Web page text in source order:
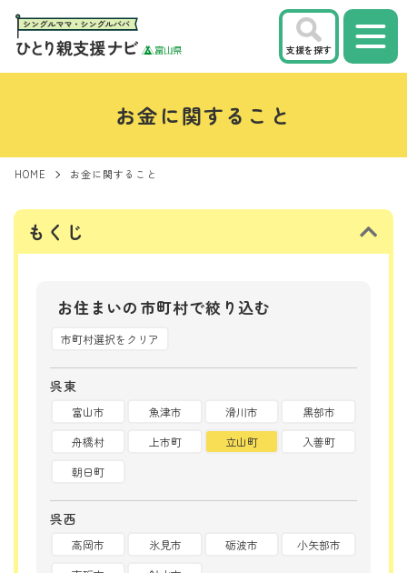
支援を探す
お金に関すること
HOME お金に関すること
もくじ
お住まいの市町村で絞り込む
市町村選択をクリア
呉東
富山市 魚津市 滑川市
黒部市
舟橋村
上市町 立山町
入善町
朝日町
呉西
高岡市 氷見市 砺波市
小矢部市